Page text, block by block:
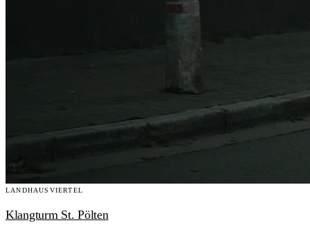
LANDHAUSVIERTEL
Klangturm St. Pölten